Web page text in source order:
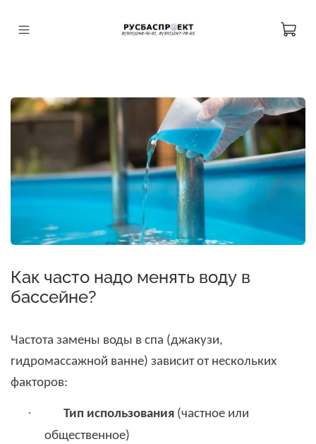
Как часто надо менять воду в
бассейне?
Частота замены воды в спа (джакузи,
гидромассажной ванне) зависит от нескольких
факторов:
· Тип использования (частное или
общественное)